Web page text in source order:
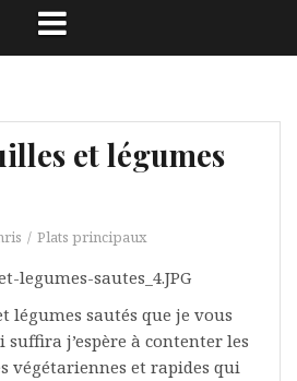
et légumes
Plats principaux
légumes sautés que je vous
j’espère à contenter les
végétariennes et rapides qui